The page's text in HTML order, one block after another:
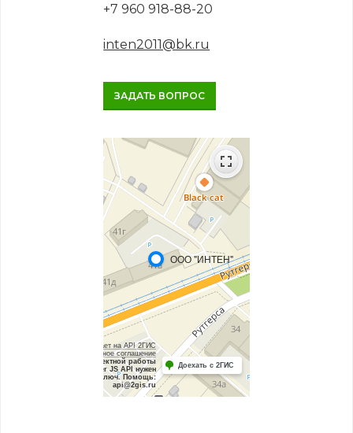
+7 960 918-88-20
inten2011@bk.ru
ЗАДАТЬ ВОПРОС